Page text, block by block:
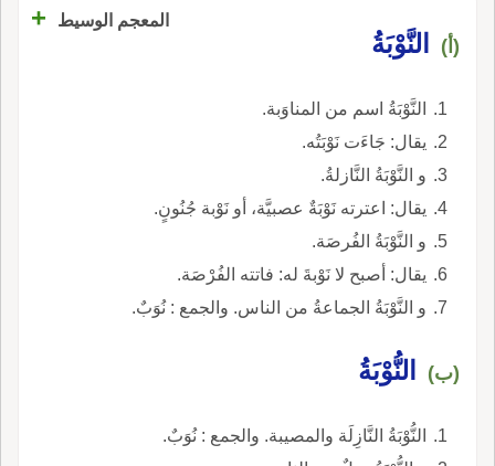
المعجم الوسيط +
(أ) النَّوْبَةُ
النَّوْبَةُ اسم من المناوَبة.
يقال: جَاءَت نَوْبَتُه.
و النَّوْبَةُ النَّازلةُ.
يقال: اعترته نَوْبَةٌ عصبيَّة، أو نَوْبة جُنُونٍ.
و النَّوْبَةُ الفُرصَة.
يقال: أصبح لا نَوْبةَ له: فاتته الفُرْصَة.
و النَّوْبَةُ الجماعةُ من الناس. والجمع : نُوَبٌ.
(ب) النُّوْبَةُ
النُّوْبَةُ النَّازِلَة والمصيبة. والجمع : نُوَبٌ.